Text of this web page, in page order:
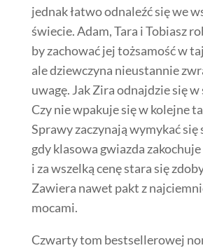
jednak łatwo odnaleźć się we
świecie. Adam, Tara i Tobiasz
by zachować jej tożsamość w
ale dziewczyna nieustannie
uwagę. Jak Zira odnajdzie się w
Czy nie wpakuje się w kolejne
Sprawy zaczynają wymykać
gdy klasowa gwiazda
i za wszelką cenę stara się
Zawiera nawet pakt z
mocami.
Czwarty tom bestsellerowej